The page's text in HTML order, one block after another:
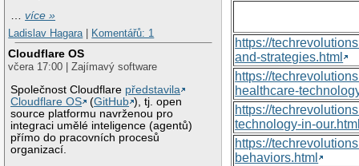
…více »
Ladislav Hagara
Komentářů: 1
Cloudflare OS
včera 17:00 | Zajímavý software
Společnost Cloudflare představila
Cloudflare OS
(GitHub ), tj. open
source platformu navrženou pro
integraci umělé inteligence (agentů)
přímo do pracovních procesů
organizací.
https://
and-strategies.html
https://
healthcare-
https://
technology-in-
https://
behaviors.html